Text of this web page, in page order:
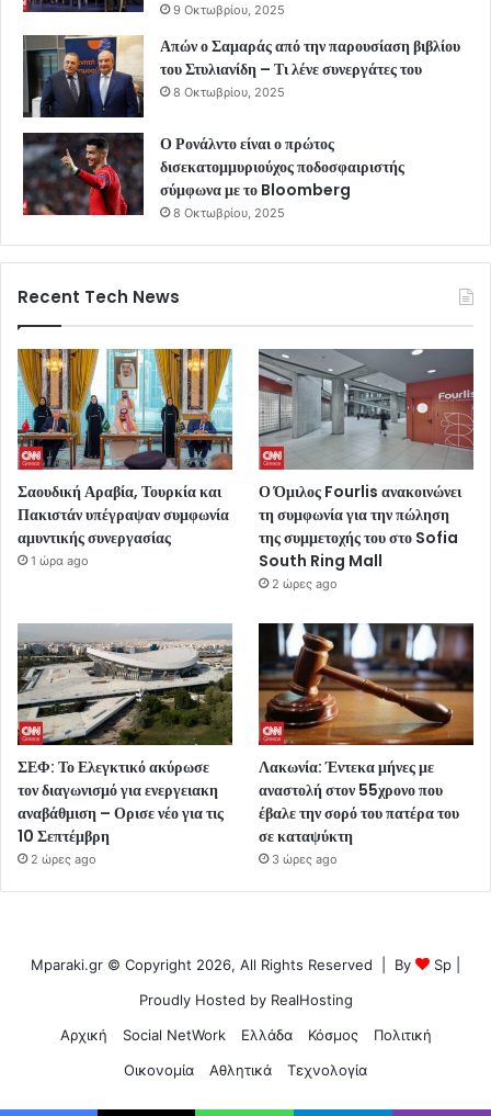
9 Οκτωβρίου, 2025
Απών ο Σαμαράς από την παρουσίαση βιβλίου
του Στυλιανίδη – Τι λένε συνεργάτες του
8 Οκτωβρίου, 2025
Ο Ρονάλντο είναι ο πρώτος
δισεκατομμυριούχος ποδοσφαιριστής
σύμφωνα με το Bloomberg
8 Οκτωβρίου, 2025
Recent Tech News
Σαουδική Αραβία, Τουρκία και
Πακιστάν υπέγραψαν συμφωνία
αμυντικής συνεργασίας
1 ώρα ago
Ο Όμιλος Fourlis ανακοινώνει
τη συμφωνία για την πώληση
της συμμετοχής του στο Sofia
South Ring Mall
2 ώρες ago
ΣΕΦ: Το Ελεγκτικό ακύρωσε
τον διαγωνισμό για ενεργειακη
αναβάθμιση – Ορισε νέο για τις
10 Σεπτέμβρη
2 ώρες ago
Λακωνία: Έντεκα μήνες με
αναστολή στον 55χρονο που
έβαλε την σορό του πατέρα του
σε καταψύκτη
3 ώρες ago
Mparaki.gr © Copyright 2026, All Rights Reserved | By Sp
Proudly Hosted by RealHosting
Αρχική
Social NetWork Ελλάδα Κόσμος
Πολιτική
Οικονομία
Αθλητικά Τεχνολογία